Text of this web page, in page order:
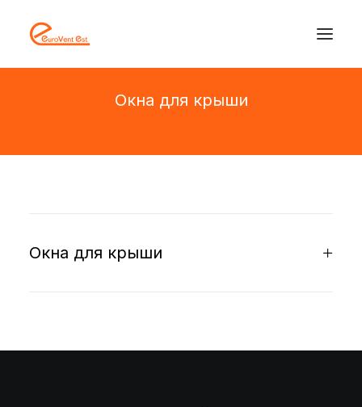
Окна для крыши
Окна для крыши